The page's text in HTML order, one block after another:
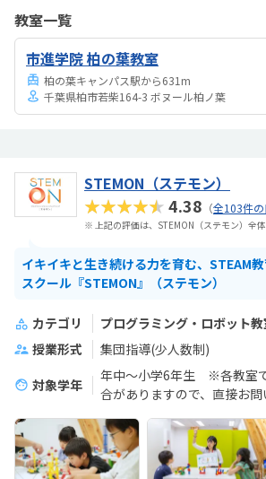
るとの話だったので集中力が持つかどうか気にな
月謝は高いと感じる。一人の生徒に二人の先生
とで贅沢すぎるなと思う反面一緒に学ぶ友達がい
思った。教材カリキュラムは問題ないが、教材が
教室一覧
市進学院 柏の葉教室
柏の葉キャンパス駅から631m
千葉県柏市若柴164-3 ボヌール柏ノ葉
STEMON（ステモン）
★★★★★4.38 （全103件の
※ 上記の評価は、STEMON（ステモン）全
イキイキと生き続ける力を育む、STEAM
スクール『STEMON』（ステモン）
カテゴリ
プログラミング・ロボット
授業形式
集団指導(少人数制)
対象学年
年中～小学6年生 ※各教室
合がありますので、直接お問